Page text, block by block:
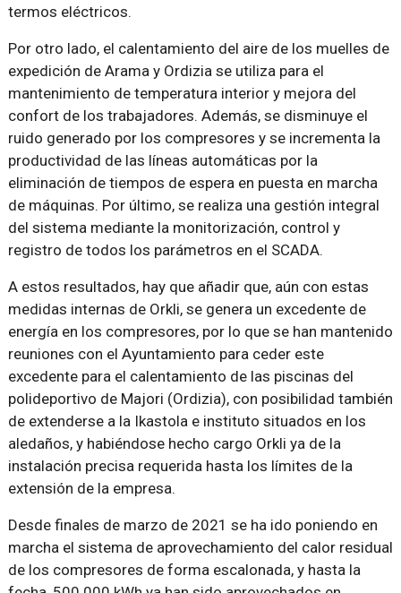
termos eléctricos.
Por otro lado, el calentamiento del aire de los muelles de
expedición de Arama y Ordizia se utiliza para el
mantenimiento de temperatura interior y mejora del
confort de los trabajadores. Además, se disminuye el
ruido generado por los compresores y se incrementa la
productividad de las líneas automáticas por la
eliminación de tiempos de espera en puesta en marcha
de máquinas. Por último, se realiza una gestión integral
del sistema mediante la monitorización, control y
registro de todos los parámetros en el SCADA.
A estos resultados, hay que añadir que, aún con estas
medidas internas de Orkli, se genera un excedente de
energía en los compresores, por lo que se han mantenido
reuniones con el Ayuntamiento para ceder este
excedente para el calentamiento de las piscinas del
polideportivo de Majori (Ordizia), con posibilidad también
de extenderse a la Ikastola e instituto situados en los
aledaños, y habiéndose hecho cargo Orkli ya de la
instalación precisa requerida hasta los límites de la
extensión de la empresa.
Desde finales de marzo de 2021 se ha ido poniendo en
marcha el sistema de aprovechamiento del calor residual
de los compresores de forma escalonada, y hasta la